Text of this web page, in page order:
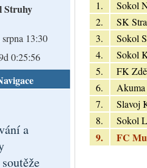
Struhy
13:30
0:25:55
a
1.
Sokol
2.
SK
3.
Sokol
4.
Sokol
5.
FK
6.
7.
Slavoj
8.
Sokol
9. FC